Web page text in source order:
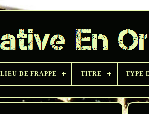
LIEU DE FRAPPE TITRE TYPE